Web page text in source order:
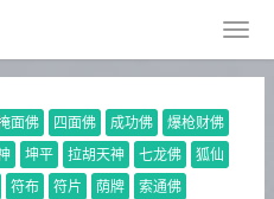
面佛 四面佛 成功佛
爆枪财佛
坤平 拉胡天神 七龙佛
狐仙
符布 符片 荫牌
索通佛